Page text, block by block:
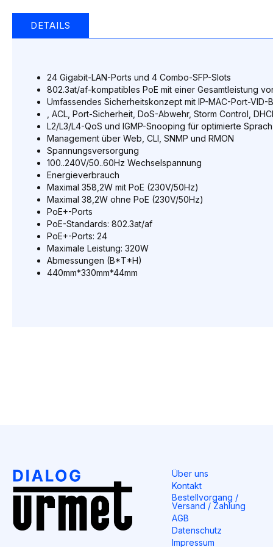
beginning
the
DETAILS
24 Gigabit-LAN-Ports und 4 Combo-SFP-Slots
802.3at/af-kompatibles PoE mit einer Gesamtleistung
Umfassendes Sicherheitskonzept mit IP-MAC-Port-VID-
, ACL, Port-Sicherheit, DoS-Abwehr, Storm Control,
L2/L3/L4-QoS und IGMP-Snooping für optimierte
Management über Web, CLI, SNMP und RMON
Spannungsversorgung
100..240V/50..60Hz Wechselspannung
Energieverbrauch
Maximal 358,2W mit PoE (230V/50Hz)
Maximal 38,2W ohne PoE (230V/50Hz)
PoE+-Ports
PoE-Standards: 802.3at/af
PoE+-Ports: 24
Maximale Leistung: 320W
Abmessungen (B*T*H)
440mm*330mm*44mm
Über uns
Kontakt
Bestellvorgang /
Versand / Zahlung
AGB
Datenschutz
Impressum